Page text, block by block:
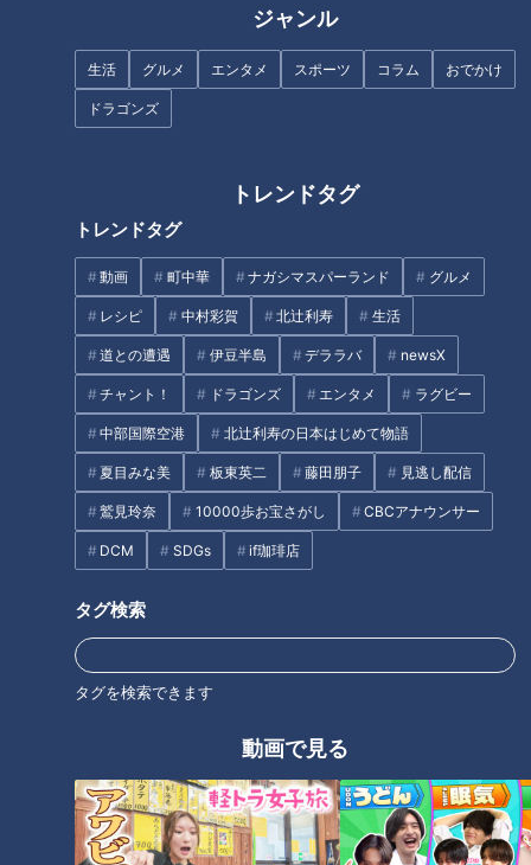
ジャンル
生活 グルメ エンタメ スポーツ コラム おでかけ
ドラゴンズ
トレンドタグ
トレンドタグ
動画 町中華 ナガシマスパーランド グルメ
レシピ 中村彩賀 北辻利寿 生活
道との遭遇 伊豆半島 デララバ newsX
チャント！ ドラゴンズ エンタメ ラグビー
中部国際空港 北辻利寿の日本はじめて物語
夏目みな美 板東英二 藤田朋子 見逃し配信
鷲見玲奈 10000歩お宝さがし CBCアナウンサー
DCM SDGs if珈琲店
タグ検索
タグを検索できます
動画で見る
山田餅本店（名古屋市瑞穂区）のおこしもの 2月初旬から桃の節句まで販売
「尾張地方では広く見られます。うちが創業した当時から既に
あり、江戸時代からあったともいわれます」とは1927（昭和
2）年創業の山田餅本店（名古屋市瑞穂区）3代目、山田克哉
さん。「和菓子屋の中でもうちのような餅屋がつくるもの」と
「もともとは家庭で子どもにつくらせるものだった。テレビも
て生まれたんじゃないでしょうか。粘土細工みたいなものだか
ら小さい子でもできるし、台所の手伝いのきっかけにもなりま
すから」（山田さん）